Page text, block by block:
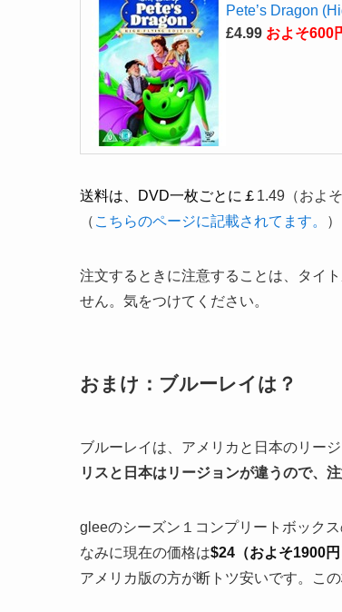
Pete’s Dragon
£4.99 およそ600
送料は、DVD一枚ごとに￡ 1.49（およ
（ こちらのページに記載されてます。 ）
注文するときに注意することは、タイ
せん。気をつけてください。
おまけ：ブルーレイは？
ブルーレイは、アメリカと日本のリー
リスと日本はリージョンが違うので、注
gleeのシーズン１コンプリートボック
なみに現在の価格は$24（およそ1900円
アメリカ版の方が断トツ安いです。こ